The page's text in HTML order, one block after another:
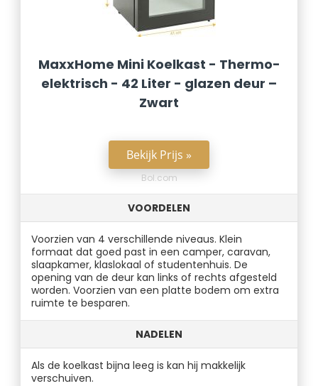
MaxxHome Mini Koelkast - Thermo-
elektrisch - 42 Liter - glazen deur –
Zwart
Bekijk Prijs »
Bol.com
VOORDELEN
Voorzien van 4 verschillende niveaus. Klein
formaat dat goed past in een camper, caravan,
slaapkamer, klaslokaal of studentenhuis. De
opening van de deur kan links of rechts afgesteld
worden. Voorzien van een platte bodem om extra
ruimte te besparen.
NADELEN
Als de koelkast bijna leeg is kan hij makkelijk
verschuiven.